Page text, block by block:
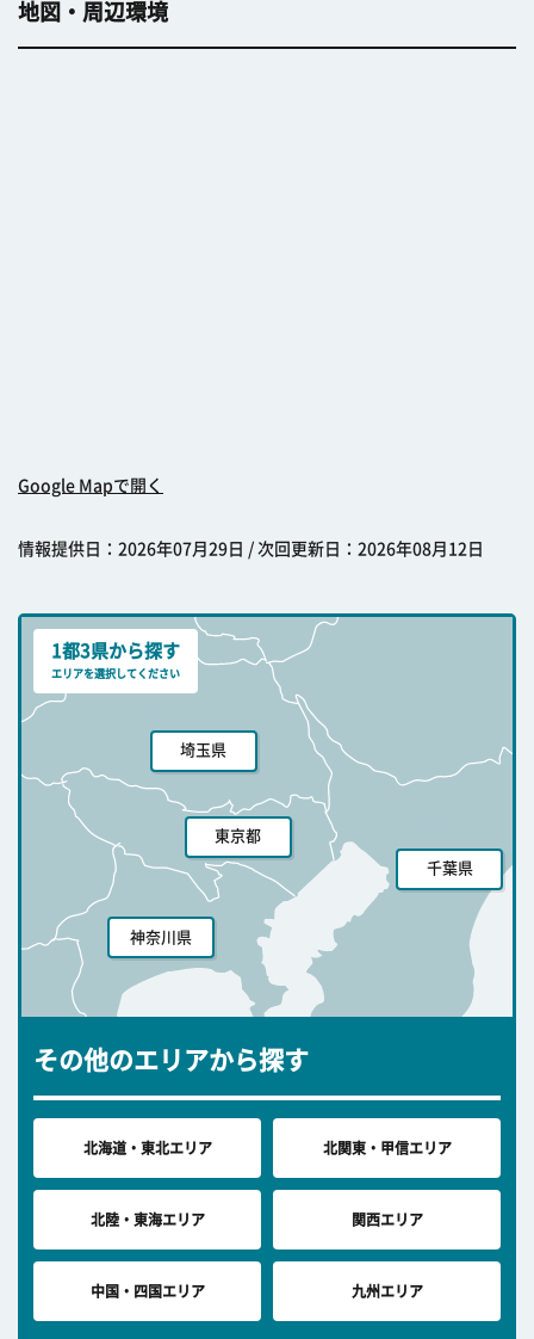
地図・周辺環境
Google Mapで開く
情報提供日：2026年07月29日 / 次回更新日：2026年08月12日
1都3県から探す
エリアを選択してください
埼玉県
東京都
千葉県
神奈川県
その他のエリアから探す
北海道・東北エリア 北関東・甲信エリア
北陸・東海エリア 関西エリア
中国・四国エリア 九州エリア